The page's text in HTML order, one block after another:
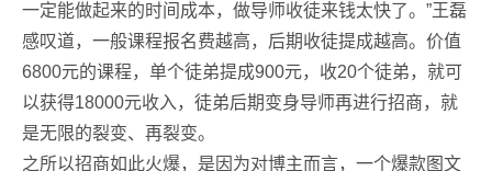
一定能做起来的时间成本，做导师收徒来钱太快了。”王磊
感叹道，一般课程报名费越高，后期收徒提成越高。价值
6800元的课程，单个徒弟提成900元，收20个徒弟，就可
以获得18000元收入，徒弟后期变身导师再进行招商，就
是无限的裂变、再裂变。
之所以招商如此火爆，是因为对博主而言，一个爆款图文